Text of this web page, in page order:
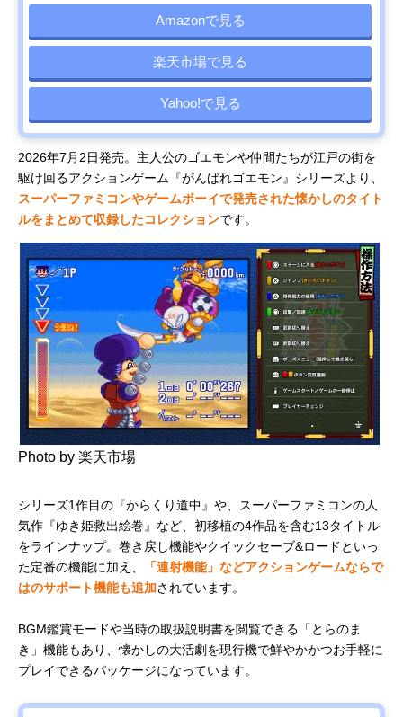
ト Ⅶ
Reimagined
スティング
ドカポン3・
2・1 スーパ
「友情破
壊」ゲーム
の元祖が復
刻！
すごろく
RPG
税込み3,960
見る
スクウェ
ア・エニッ
クス
ENIX) オク
トパストラ
オルステラ
大陸で描か
れる新たな
RPG
税込み7,678
円
Amazonで
見る
コナミデジ
ト(Konami
Digital
Entertainme
nt) 桃太郎電
鉄2 ～あなた
の町も きっ
とある～ 東
日本編+西日
過去最大級
の「桃鉄」
が登場！
ボードゲー
ム
税込み7,980
円
バンダイナ
ーテインメ
ナイトメア3
丈夫
ャー
Amazonで見る
楽天市場で見る
Yahoo!で見る
2026年7月2日発売。主人公のゴエモンや仲間たちが江戸の街を
駆け回るアクションゲーム『がんばれゴエモン』シリーズより、
スーパーファミコンやゲームボーイで発売された懐かしのタイト
ルをまとめて収録したコレクションです。
Photo by 楽天市場
シリーズ1作目の『からくり道中』や、スーパーファミコンの人
気作『ゆき姫救出絵巻』など、初移植の4作品を含む13タイトル
をラインナップ。巻き戻し機能やクイックセーブ&ロードといっ
た定番の機能に加え、
「連射機能」などアクションゲームならで
はのサポート機能も追加されています。
BGM鑑賞モードや当時の取扱説明書を閲覧できる「とらのま
き」機能もあり、懐かしの大活劇を現行機で鮮やかかつお手軽に
プレイできるパッケージになっています。